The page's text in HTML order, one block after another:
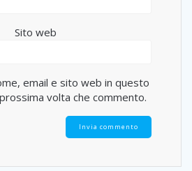
Sito web
email e sito web in questo
volta che commento.